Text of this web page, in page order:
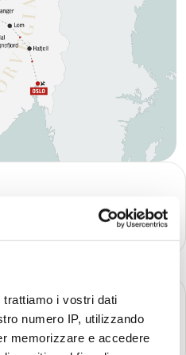
trattiamo i vostri dati
numero IP, utilizzando
memorizzare e accedere